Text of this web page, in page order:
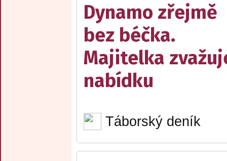
Dynamo zřejmě
bez béčka.
Majitelka
nabídku
Táborský deník